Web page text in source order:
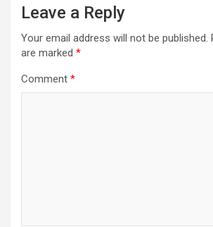
Leave a Reply
Your email address will not be published.
are marked *
Comment *